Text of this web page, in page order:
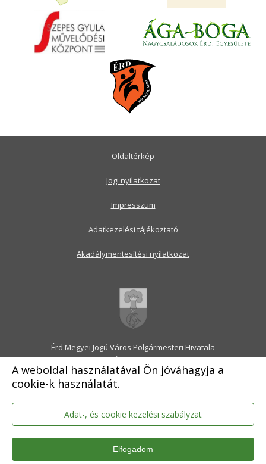
A weboldal használatával Ön jóváhagyja a
cookie-k használatát.
Adat-, és cookie kezelési szabályzat
Elfogadom
Érd Megyei Jogú Város Polgármesteri Hivatala
2030 Érd, Alsó utca 1.
Levélcím: 2031 Érd, Pf.: 31
E-mail:onkormanyzat@erd.hu
Telefonközpont:06-23-522-300
Ügyfélszolgálat:06-23-522-301
Hivatali Kapu: ERDPH
KRID szám: 707189964
Oldaltérkép
Jogi nyilatkozat
Impresszum
Adatkezelési tájékoztató
Akadálymentesítési nyilatkozat